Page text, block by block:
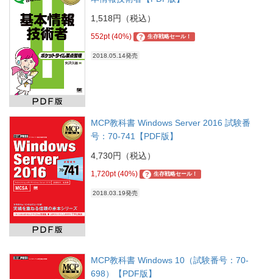
1,518円（税込）
552pt (40%) ? 生存戦略セール！
2018.05.14発売
MCP教科書 Windows Server 2016 試験番
号：70-741【PDF版】
4,730円（税込）
1,720pt (40%) ? 生存戦略セール！
2018.03.19発売
MCP教科書 Windows 10（試験番号：70-
698）【PDF版】